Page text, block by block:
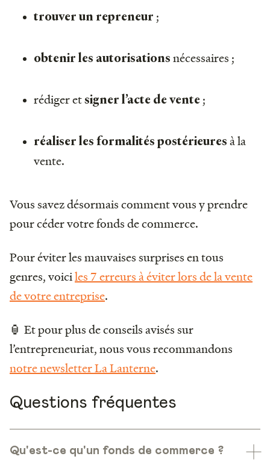
trouver un repreneur ;
obtenir les autorisations nécessaires ;
rédiger etsigner l’acte de vente ;
réaliser les formalités postérieures à la
vente.
Vous savez désormais comment vous y prendre
pour céder votre fonds de commerce.
Pour éviter les mauvaises surprises en tous
genres, voiciles 7 erreurs à éviter lors de la vente
de votre entreprise.
🏮 Et pour plus de conseils avisés sur
l’entrepreneuriat, nous vous recommandons
notre newsletter La Lanterne.
Questions fréquentes
Qu'est-ce qu'un fonds de commerce ?